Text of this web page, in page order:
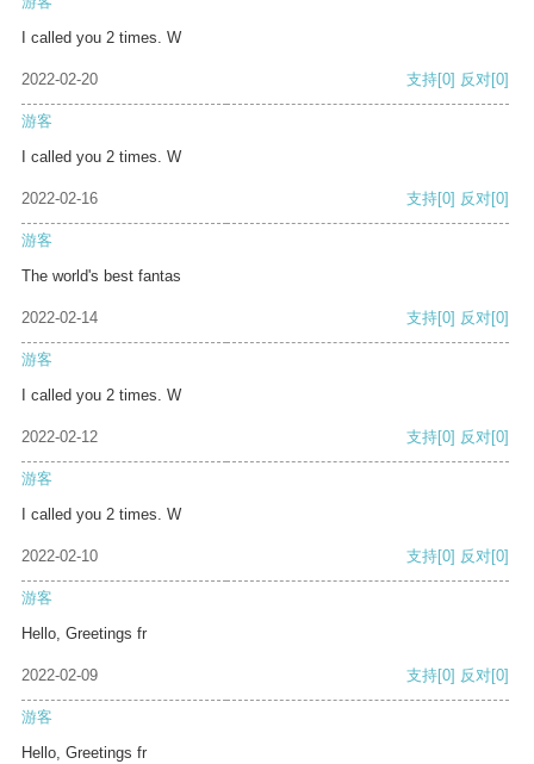
I called you 2 times. W
2022-02-20 支持[0] 反对[0]
游客
I called you 2 times. W
2022-02-16 支持[0] 反对[0]
游客
The world's best fantas
2022-02-14 支持[0] 反对[0]
游客
I called you 2 times. W
2022-02-12 支持[0] 反对[0]
游客
I called you 2 times. W
2022-02-10 支持[0] 反对[0]
游客
Hello, Greetings fr
2022-02-09 支持[0] 反对[0]
游客
Hello, Greetings fr